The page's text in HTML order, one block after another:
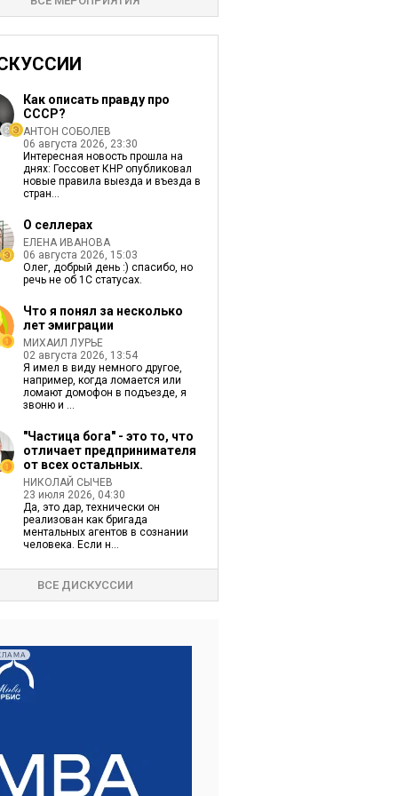
Как описать правду про
СССР?
АНТОН СОБОЛЕВ
06 августа 2026, 23:30
Интересная новость прошла на
днях: Госсовет КНР опубликовал
новые правила выезда и въезда в
стран...
О селлерах
ЕЛЕНА ИВАНОВА
06 августа 2026, 15:03
Олег, добрый день :) спасибо, но
речь не об 1С статусах.
Что я понял за несколько
лет эмиграции
МИХАИЛ ЛУРЬЕ
02 августа 2026, 13:54
Я имел в виду немного другое,
например, когда ломается или
ломают домофон в подъезде, я
звоню и ...
"Частица бога" - это то, что
отличает предпринимателя
от всех остальных.
НИКОЛАЙ СЫЧЕВ
23 июля 2026, 04:30
Да, это дар, технически он
реализован как бригада
ментальных агентов в сознании
человека. Если н...
ВСЕ ДИСКУССИИ